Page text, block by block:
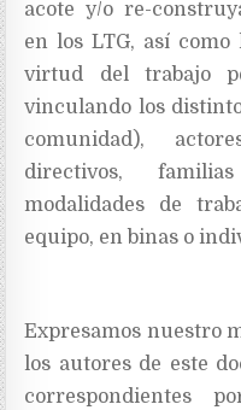
acote y/o re-
en los LTG, así
virtud del trabajo
vinculando los
comunidad),
directivos,
modalidades de
equipo, en binas o
Expresamos nuestro
los autores de este
correspondientes